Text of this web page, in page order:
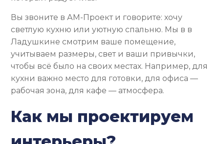
Вы звоните в АМ-Проект и говорите: хочу
светлую кухню или уютную спальню. Мы в в
Ладушкине смотрим ваше помещение,
учитываем размеры, свет и ваши привычки,
чтобы всё было на своих местах. Например, для
кухни важно место для готовки, для офиса —
рабочая зона, для кафе — атмосфера.
Как мы проектируем